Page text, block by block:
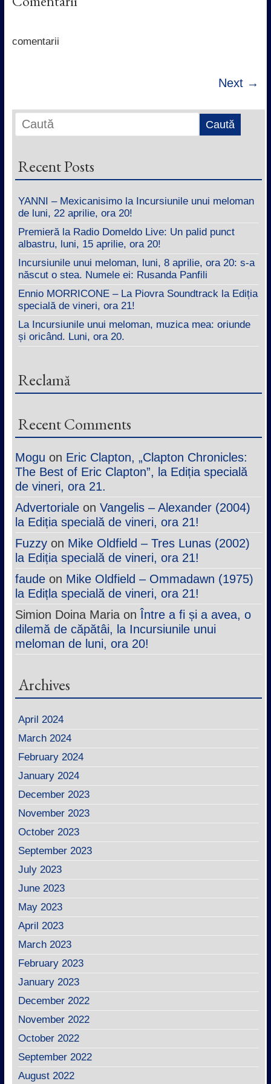
b
k
t
s
p
e
comentarii
Next →
Recent Posts
YANNI – Mexicanisimo la Incursiunile unui meloman
de luni, 22 aprilie, ora 20!
Premieră la Radio Domeldo Live: Un palid punct
albastru, luni, 15 aprilie, ora 20!
Incursiunile unui meloman, luni, 8 aprilie, ora 20: s-a
născut o stea. Numele ei: Rusanda Panfili
Ennio MORRICONE – La Piovra Soundtrack la Ediția
specială de vineri, ora 21!
La Incursiunile unui meloman, muzica mea: oriunde
și oricând. Luni, ora 20.
Reclamă
Recent Comments
Mogu on Eric Clapton, „Clapton Chronicles:
The Best of Eric Clapton”, la Ediția specială
de vineri, ora 21.
Advertorialeon Vangelis – Alexander (2004)
la Ediția specială de vineri, ora 21!
Fuzzyon Mike Oldfield – Tres Lunas (2002)
la Ediția specială de vineri, ora 21!
faudeon Mike Oldfield – Ommadawn (1975)
la Edițla specială de vineri, ora 21!
Simion Doina MariaonÎntre a fi și a avea, o
dilemă de căpătâi, la Incursiunile unui
meloman de luni, ora 20!
Archives
April 2024
March 2024
February 2024
January 2024
December 2023
November 2023
October 2023
September 2023
July 2023
June 2023
May 2023
April 2023
March 2023
February 2023
January 2023
December 2022
November 2022
October 2022
September 2022
August 2022